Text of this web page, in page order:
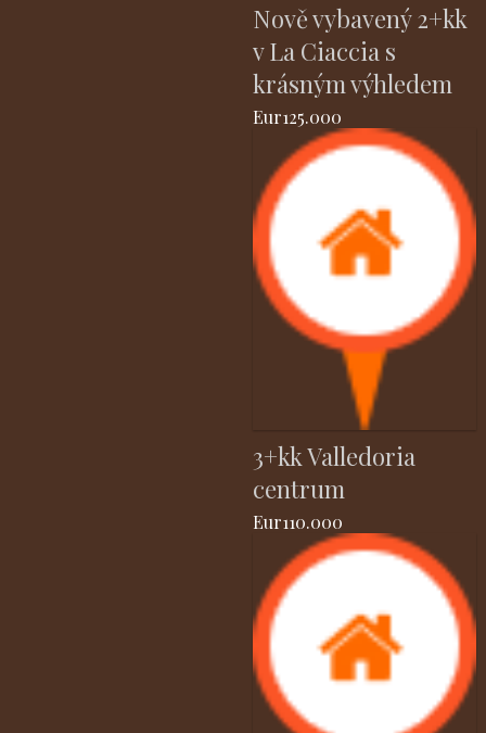
Nově vybavený 2+kk
v La Ciaccia s
krásným výhledem
Eur125.000
3+kk Valledoria
centrum
Eur110.000